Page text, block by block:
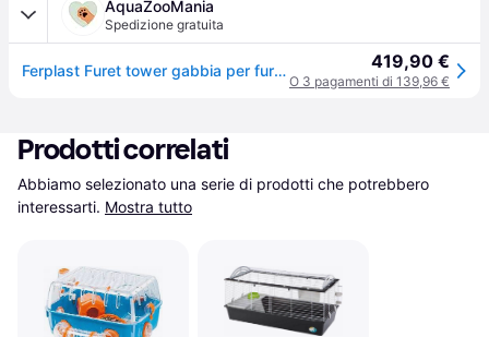
AquaZooMania
Spedizione gratuita
Ferplast Furet tower gabbia per furetti 419,90 €
O 3 pagamenti di 139,96 €
Prodotti correlati
Abbiamo selezionato una serie di prodotti che potrebbero
interessarti. Mostra tutto